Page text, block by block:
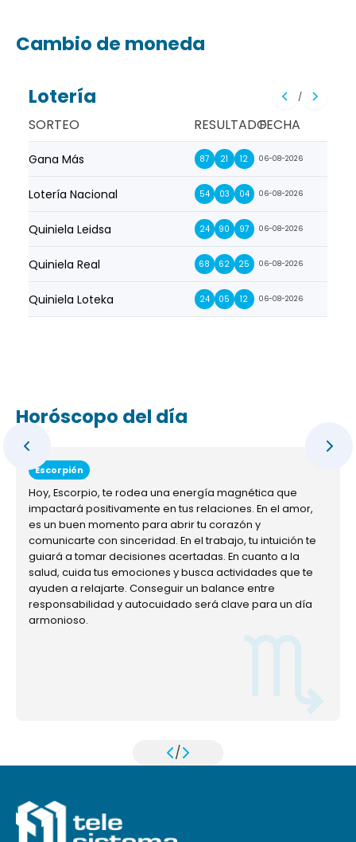
Cambio de moneda
Lotería /
SORTEO RESULTADOFECHA
Gana Más 87 21 12 06-08-2026
Lotería Nacional 54 03 04 06-08-2026
Quiniela Leidsa 24 90 97 06-08-2026
Quiniela Real 68 62 25 06-08-2026
Quiniela Loteka 24 05 12 06-08-2026
Horóscopo del día
Escorpión
Hoy, Escorpio, te rodea una energía magnética que
impactará positivamente en tus relaciones. En el amor,
es un buen momento para abrir tu corazón y
comunicarte con sinceridad. En el trabajo, tu intuición te
guiará a tomar decisiones acertadas. En cuanto a la
salud, cuida tus emociones y busca actividades que te
ayuden a relajarte. Conseguir un balance entre
responsabilidad y autocuidado será clave para un día
armonioso.
/